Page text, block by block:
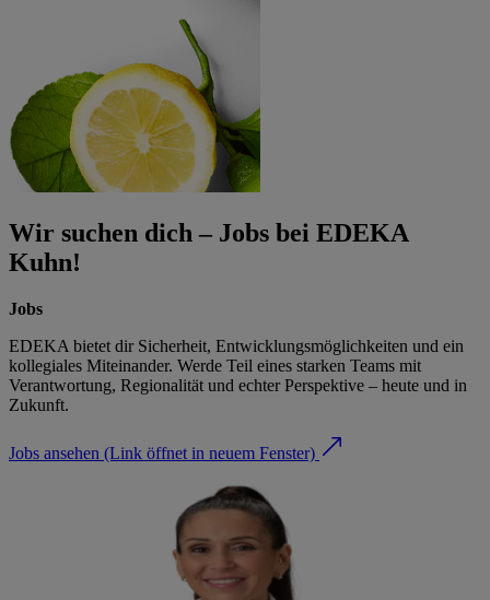
Wir suchen dich – Jobs bei EDEKA
Kuhn!
Jobs
EDEKA bietet dir Sicherheit, Entwicklungsmöglichkeiten und ein
kollegiales Miteinander. Werde Teil eines starken Teams mit
Verantwortung, Regionalität und echter Perspektive – heute und in
Zukunft.
Jobs ansehen (Link öffnet in neuem Fenster)